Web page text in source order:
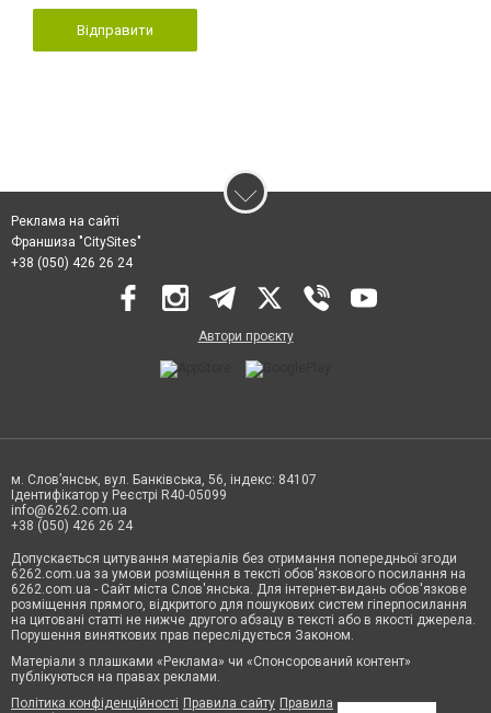
Відправити
Реклама на сайті
Франшиза "CitySites"
+38 (050) 426 26 24
Автори проєкту
м. Слов’янськ, вул. Банківська, 56, індекс: 84107
Ідентифікатор у Реєстрі R40-05099
info@6262.com.ua
+38 (050) 426 26 24
Допускається цитування матеріалів без отримання попередньої згоди
6262.com.ua за умови розміщення в тексті обов'язкового посилання на
6262.com.ua - Сайт міста Слов'янська. Для інтернет-видань обов'язкове
розміщення прямого, відкритого для пошукових систем гіперпосилання
на цитовані статті не нижче другого абзацу в тексті або в якості джерела.
Порушення виняткових прав переслідується Законом.
Матеріали з плашками «Реклама» чи «Спонсорований контент»
публікуються на правах реклами.
Політика конфіденційності Правила сайту Правила